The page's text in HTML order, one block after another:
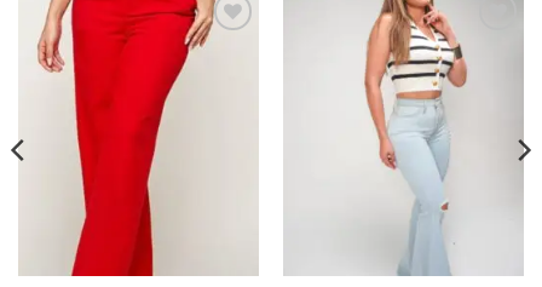
Añadir